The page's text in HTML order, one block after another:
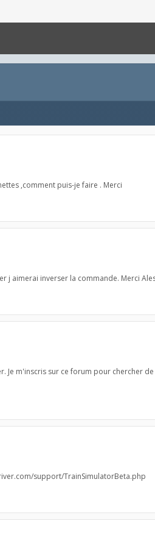
,comment puis-je faire . Merci
j aimerai inverser la commande. Merci
Je m'inscris sur ce forum pour
support/TrainSimulatorBeta.php